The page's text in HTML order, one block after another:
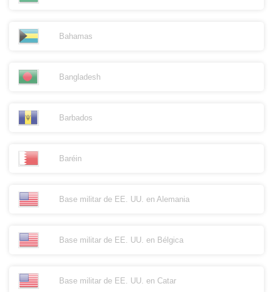
Bahamas
Bangladesh
Barbados
Baréin
Base militar de EE. UU. en Alemania
Base militar de EE. UU. en Bélgica
Base militar de EE. UU. en Catar